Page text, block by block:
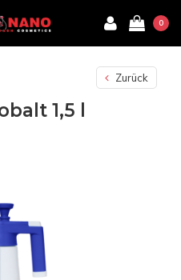
0
Zurück
1,5 l